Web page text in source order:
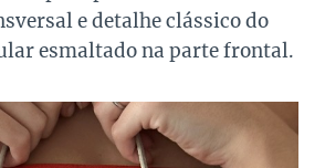
e detalhe clássico do
esmaltado na parte frontal.